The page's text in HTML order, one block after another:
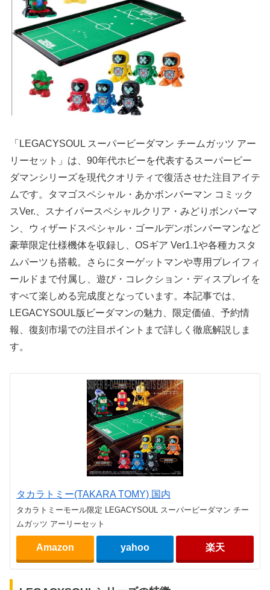
「LEGACYSOUL スーパービーダマン チームガッツ アー
リーセット」は、90年代ホビーを代表するスーパービー
ダマンシリーズを現代クオリティで復活させた注目アイテ
ムです。タマゴスペシャル・あかボンバーマン コミック
スVer.、スナイパースペシャルクリア・みどりボンバーマ
ン、ウィザードスペシャル・ゴールデンボンバーマンなど
豪華限定仕様機体を収録し、OSギア Ver1.1や各種カスタ
ムパーツも搭載。さらにターゲットマンや専用プレイフィ
ールドまで付属し、遊び・コレクション・ディスプレイを
すべて楽しめる完成度となっています。本記事では、
LEGACYSOUL版ビーダマンの魅力、限定価値、予約情
報、復刻市場での注目ポイントまで詳しく徹底解説しま
す。
タカラトミー(TAKARA TOMY) 国内
タカラトミーモール限定 LEGACYSOUL スーパービーダマン チー
ムガッツ アーリーセット
Amazon yahoo 楽天